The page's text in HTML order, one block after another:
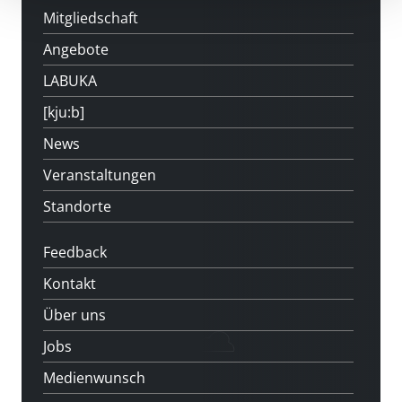
Mitgliedschaft
Angebote
LABUKA
[kju:b]
News
Veranstaltungen
Standorte
Feedback
Kontakt
Über uns
Jobs
Medienwunsch